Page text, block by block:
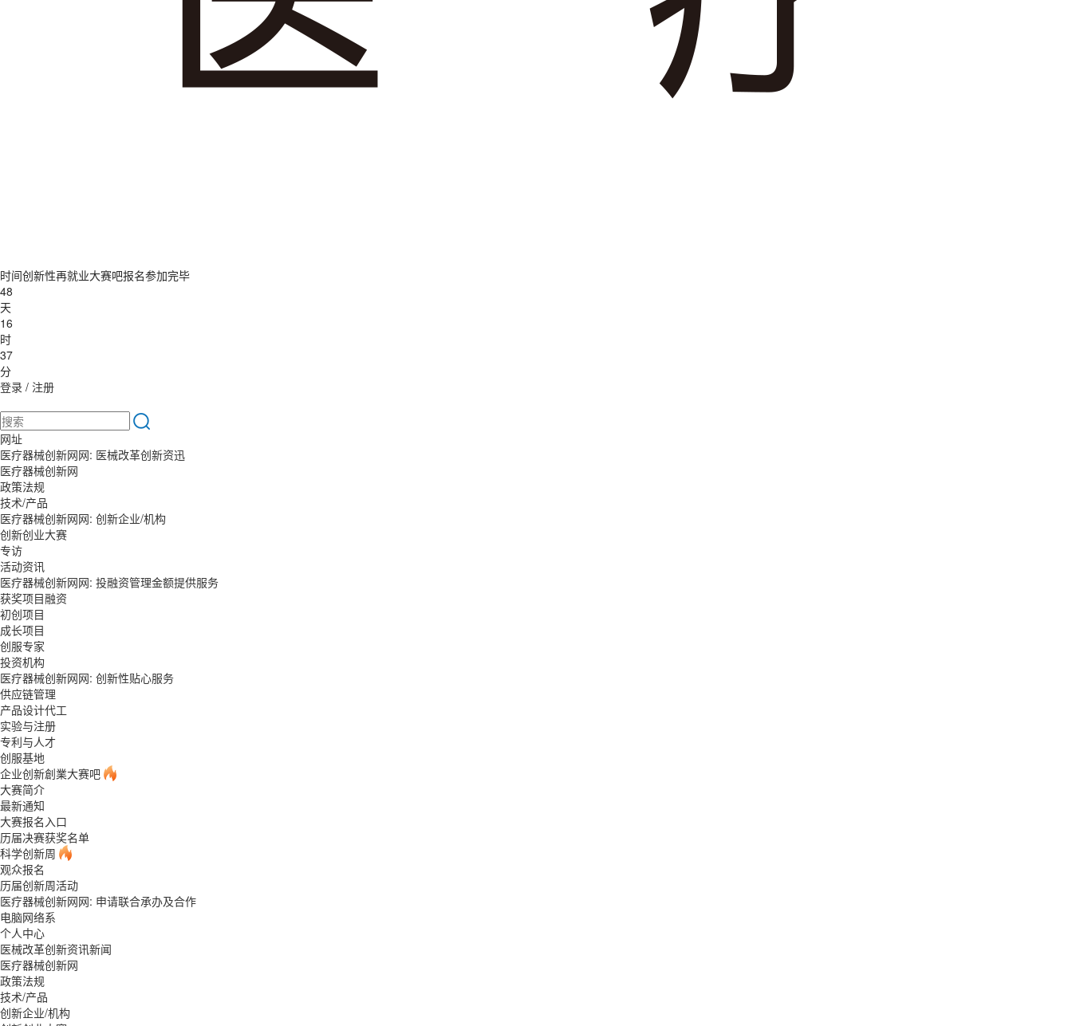
时间创新性再就业大赛吧报名参加完毕
48
天
16
时
37
分
登录 / 注册
网址
医疗器械创新网网: 医械改革创新资迅
医疗器械创新网
政策法规
技术/产品
医疗器械创新网网: 创新企业/机构
创新创业大赛
专访
活动资讯
医疗器械创新网网: 投融资管理金额提供服务
获奖项目融资
初创项目
成长项目
创服专家
投资机构
医疗器械创新网网: 创新性贴心服务
供应链管理
产品设计代工
实验与注册
专利与人才
创服基地
企业创新創業大赛吧
大赛简介
最新通知
大赛报名入口
历届决赛获奖名单
科学创新周
观众报名
历届创新周活动
医疗器械创新网网: 申请联合承办及合作
电脑网络系
个人中心
医械改革创新资讯新闻
医疗器械创新网
政策法规
技术/产品
创新企业/机构